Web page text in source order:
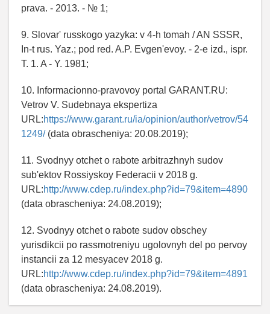
prava. - 2013. - № 1;
9. Slovar' russkogo yazyka: v 4-h tomah / AN SSSR,
In-t rus. Yaz.; pod red. A.P. Evgen'evoy. - 2-e izd., ispr.
T. 1. A - Y. 1981;
10. Informacionno-pravovoy portal GARANT.RU:
Vetrov V. Sudebnaya ekspertiza
URL:https://www.garant.ru/ia/opinion/author/vetrov/54
1249/(data obrascheniya: 20.08.2019);
11. Svodnyy otchet o rabote arbitrazhnyh sudov
sub'ektov Rossiyskoy Federacii v 2018 g.
URL:http://www.cdep.ru/index.php?id=79&item=4890
(data obrascheniya: 24.08.2019);
12. Svodnyy otchet o rabote sudov obschey
yurisdikcii po rassmotreniyu ugolovnyh del po pervoy
instancii za 12 mesyacev 2018 g.
URL:http://www.cdep.ru/index.php?id=79&item=4891
(data obrascheniya: 24.08.2019).